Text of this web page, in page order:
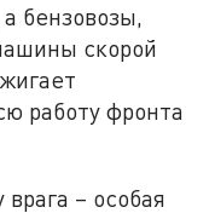
бензовозы,
скорой
работу фронта
– особая